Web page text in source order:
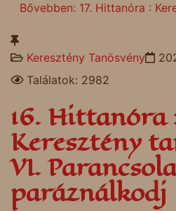
Bővebben: 17. Hittanóra :
Keresztény Tanösvény
Találatok: 2982
16. Hittanóra
Keresztény
VI.
paráználkodj